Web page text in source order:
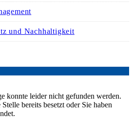
und Nachhaltigkeit
konnte leider nicht gefunden werden.
bereits besetzt oder Sie haben